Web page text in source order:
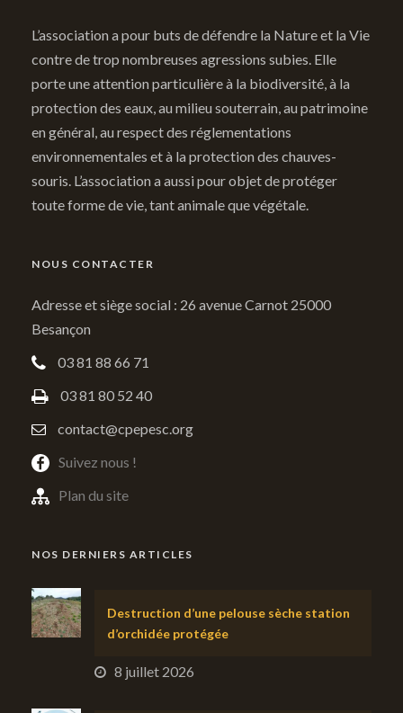
L’association a pour buts de défendre la Nature et la Vie
contre de trop nombreuses agressions subies. Elle
porte une attention particulière à la biodiversité, à la
protection des eaux, au milieu souterrain, au patrimoine
en général, au respect des réglementations
environnementales et à la protection des chauves-
souris. L’association a aussi pour objet de protéger
toute forme de vie, tant animale que végétale.
NOUS CONTACTER
Adresse et siège social : 26 avenue Carnot 25000
Besançon
03 81 88 66 71
03 81 80 52 40
contact@cpepesc.org
Suivez nous !
Plan du site
NOS DERNIERS ARTICLES
Destruction d’une pelouse sèche station
d’orchidée protégée
8 juillet 2026